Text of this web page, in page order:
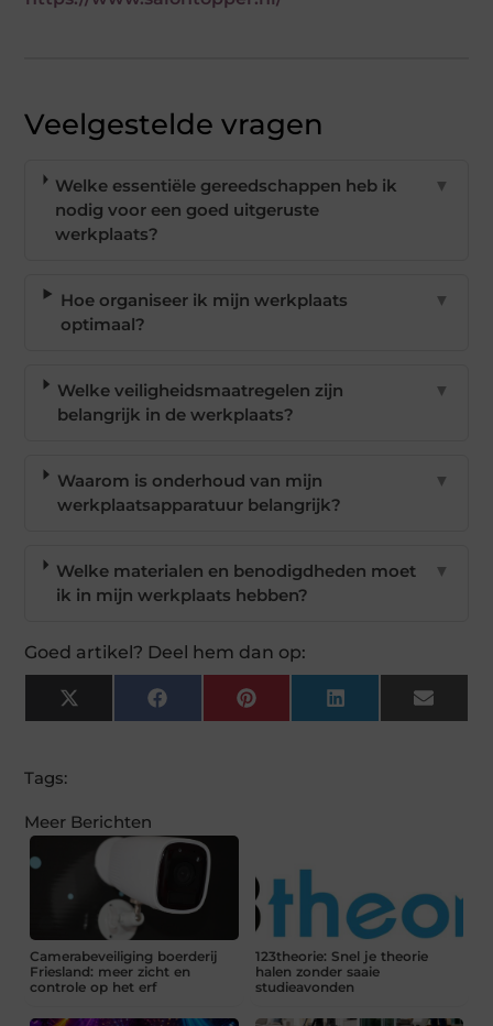
Veelgestelde vragen
Welke essentiële gereedschappen heb ik
nodig voor een goed uitgeruste
werkplaats?
▼
Hoe organiseer ik mijn werkplaats
optimaal?
▼
Welke veiligheidsmaatregelen zijn
belangrijk in de werkplaats?
▼
Waarom is onderhoud van mijn
werkplaatsapparatuur belangrijk?
▼
Welke materialen en benodigdheden moet
ik in mijn werkplaats hebben?
▼
Goed artikel? Deel hem dan op:
X
(Twitter)
FacebookPinterest LinkedIn Email
Tags:
Meer Berichten
Camerabeveiliging boerderij
Friesland: meer zicht en
controle op het erf
123theorie: Snel je theorie
halen zonder saaie
studieavonden